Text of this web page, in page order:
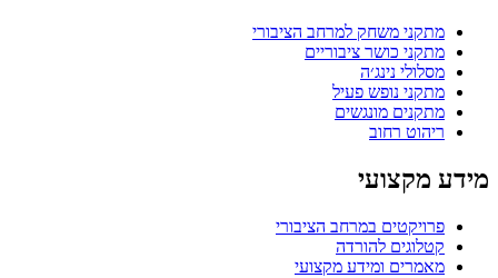
מתקני משחק למרחב הציבורי
מתקני כושר ציבוריים
מסלולי נינג׳ה
מתקני נופש פעיל
מתקנים מונגשים
ריהוט רחוב
מידע מקצועי
פרויקטים במרחב הציבורי
קטלוגים להורדה
מאמרים ומידע מקצועי